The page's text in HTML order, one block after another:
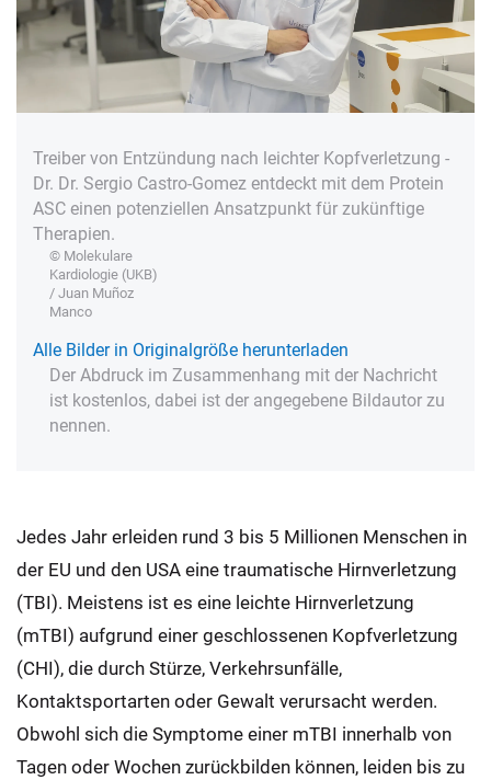
Treiber von Entzündung nach leichter Kopfverletzung -
Dr. Dr. Sergio Castro-Gomez entdeckt mit dem Protein
ASC einen potenziellen Ansatzpunkt für zukünftige
Therapien.
© Molekulare
Kardiologie (UKB)
/ Juan Muñoz
Manco
Alle Bilder in Originalgröße herunterladen
Der Abdruck im Zusammenhang mit der Nachricht
ist kostenlos, dabei ist der angegebene Bildautor zu
nennen.
Jedes Jahr erleiden rund 3 bis 5 Millionen Menschen in
der EU und den USA eine traumatische Hirnverletzung
(TBI). Meistens ist es eine leichte Hirnverletzung
(mTBI) aufgrund einer geschlossenen Kopfverletzung
(CHI), die durch Stürze, Verkehrsunfälle,
Kontaktsportarten oder Gewalt verursacht werden.
Obwohl sich die Symptome einer mTBI innerhalb von
Tagen oder Wochen zurückbilden können, leiden bis zu